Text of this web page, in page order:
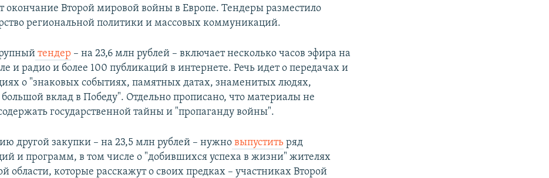
окончание Второй мировой войны в Европе. Тендеры разместило
региональной политики и массовых коммуникаций.
тендер – на 23,6 млн рублей – включает несколько часов эфира на
и радио и более 100 публикаций в интернете. Речь идет о передачах и
о "знаковых событиях, памятных датах, знаменитых людях,
вклад в Победу". Отдельно прописано, что материалы не
государственной тайны и "пропаганду войны".
другой закупки – на 23,5 млн рублей – нужно выпустить ряд
и программ, в том числе о "добившихся успеха в жизни" жителях
области, которые расскажут о своих предках – участниках Второй